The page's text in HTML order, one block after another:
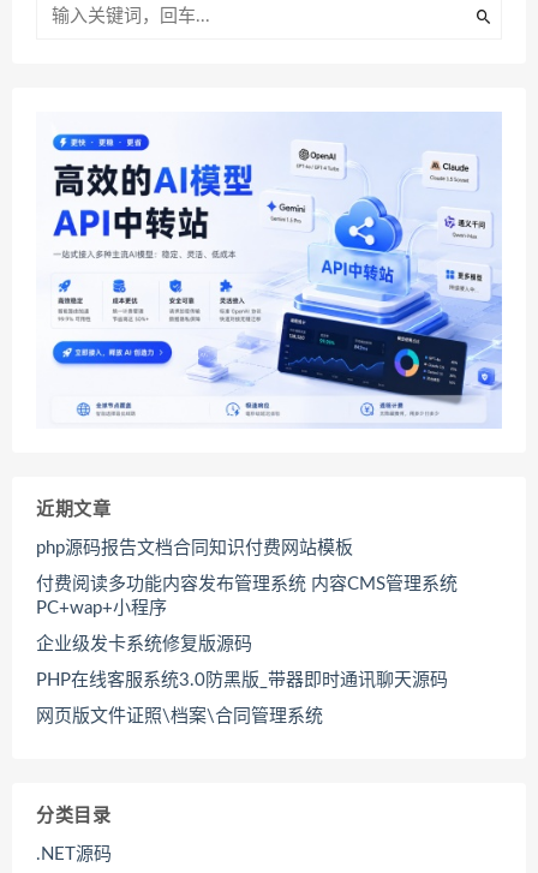
近期文章
php源码报告文档合同知识付费网站模板
付费阅读多功能内容发布管理系统 内容CMS管理系统
PC+wap+小程序
企业级发卡系统修复版源码
PHP在线客服系统3.0防黑版_带器即时通讯聊天源码
网页版文件证照\档案\合同管理系统
分类目录
.NET源码